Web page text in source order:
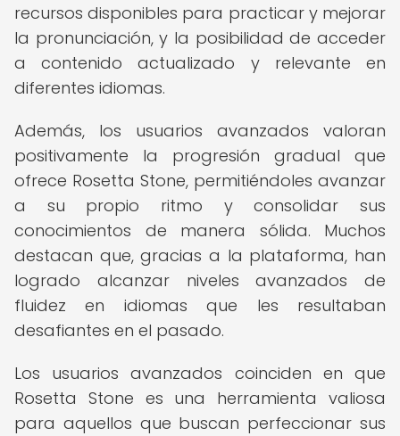
recursos disponibles para practicar y mejorar
la pronunciación, y la posibilidad de acceder
a contenido actualizado y relevante en
diferentes idiomas.
Además, los usuarios avanzados valoran
positivamente la progresión gradual que
ofrece Rosetta Stone, permitiéndoles avanzar
a su propio ritmo y consolidar sus
conocimientos de manera sólida. Muchos
destacan que, gracias a la plataforma, han
logrado alcanzar niveles avanzados de
fluidez en idiomas que les resultaban
desafiantes en el pasado.
Los usuarios avanzados coinciden en que
Rosetta Stone es una herramienta valiosa
para aquellos que buscan perfeccionar sus